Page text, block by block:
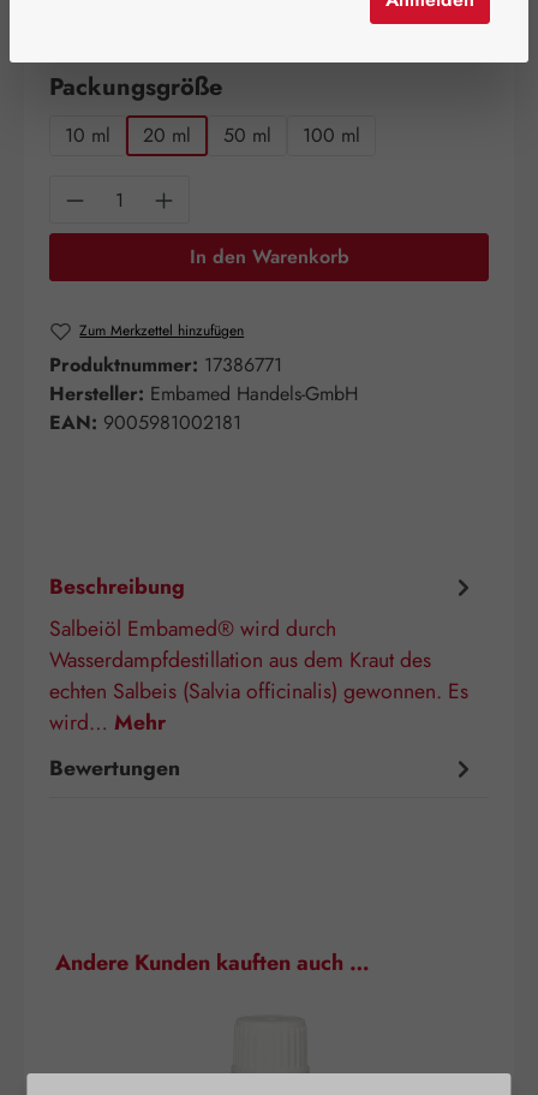
Packungsgrößeauswählen
10 ml 20 ml 50 ml 100 ml
Produkt Anzahl: Gib den gewünschten
In den Warenkorb
Zum Merkzettel hinzufügen
Produktnummer: 17386771
Hersteller: Embamed Handels-GmbH
EAN: 9005981002181
Beschreibung
Salbeiöl Embamed® wird durch
Wasserdampfdestillation aus dem Kraut des
echten Salbeis (Salvia officinalis) gewonnen. Es
wird… Mehr
Bewertungen
Produktgalerie überspringen
Andere Kunden kauften auch …